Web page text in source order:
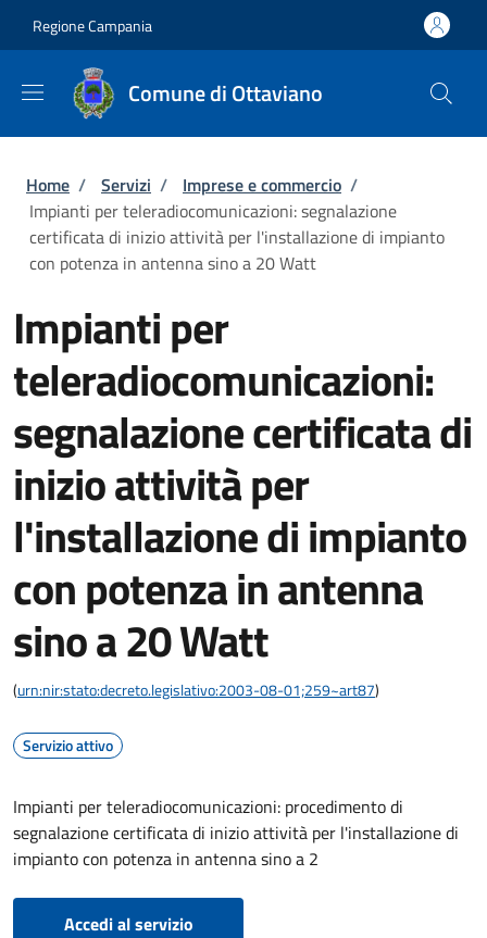
Regione Campania
Comune di Ottaviano
Briciole di pane
Home / Servizi / Imprese e commercio /
Impianti per teleradiocomunicazioni: segnalazione
certificata di inizio attività per l'installazione di impianto
con potenza in antenna sino a 20 Watt
Impianti per
teleradiocomunicazioni:
segnalazione certificata di
inizio attività per
l'installazione di impianto
con potenza in antenna
sino a 20 Watt
(urn:nir:stato:decreto.legislativo:2003-08-01;259~art87)
Servizio attivo
Impianti per teleradiocomunicazioni: procedimento di
segnalazione certificata di inizio attività per l'installazione di
impianto con potenza in antenna sino a 2
Accedi al servizio